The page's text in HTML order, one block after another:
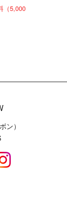
（5,000
ン）